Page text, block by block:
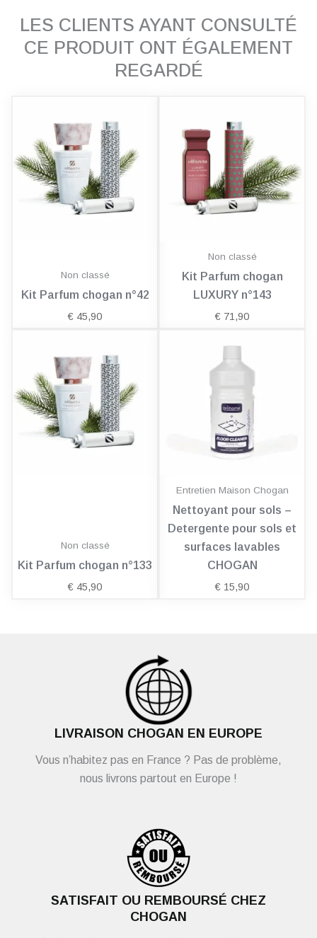
LES CLIENTS AYANT CONSULTÉ
CE PRODUIT ONT ÉGALEMENT
REGARDÉ
Non classé
Kit Parfum chogan n°42
€ 45,90
Non classé
Kit Parfum chogan
LUXURY n°143
€ 71,90
Non classé
Kit Parfum chogan n°133
€ 45,90
Entretien Maison Chogan
Nettoyant pour sols –
Detergente pour sols et
surfaces lavables
CHOGAN
€ 15,90
LIVRAISON CHOGAN EN EUROPE
Vous n’habitez pas en France ? Pas de problème,
nous livrons partout en Europe !
SATISFAIT OU REMBOURSÉ CHEZ
CHOGAN